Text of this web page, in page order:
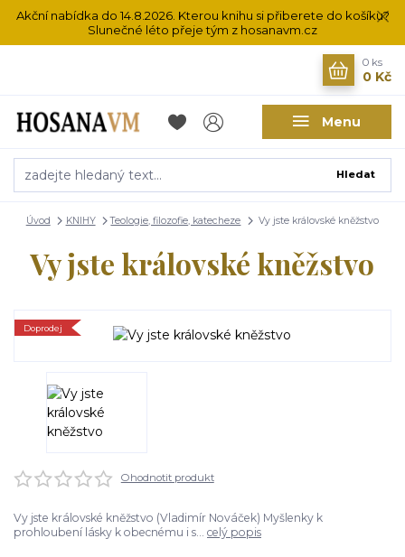
Akční nabídka do 14.8.2026. Kterou knihu si přiberete do košíku?
Slunečné léto přeje tým z hosanavm.cz
Menu
Hledat
0 ks
0 Kč
Úvod KNIHY Teologie, filozofie, katecheze Vy jste královské kněžstvo
Vy jste královské kněžstvo
Doprodej
Ohodnotit produkt
Vy jste královské kněžstvo (Vladimír Nováček) Myšlenky k
prohloubení lásky k obecnému i s... celý popis